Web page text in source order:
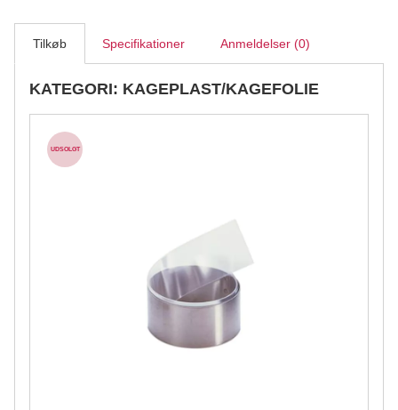
Tilkøb Specifikationer Anmeldelser (0)
KATEGORI: KAGEPLAST/KAGEFOLIE
UDSOLGT